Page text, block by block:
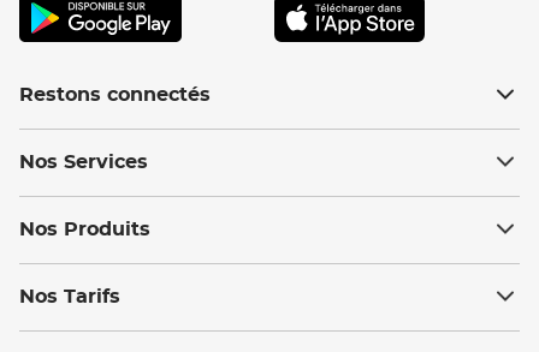
Restons connectés
Nos Services
Nos Produits
Nos Tarifs